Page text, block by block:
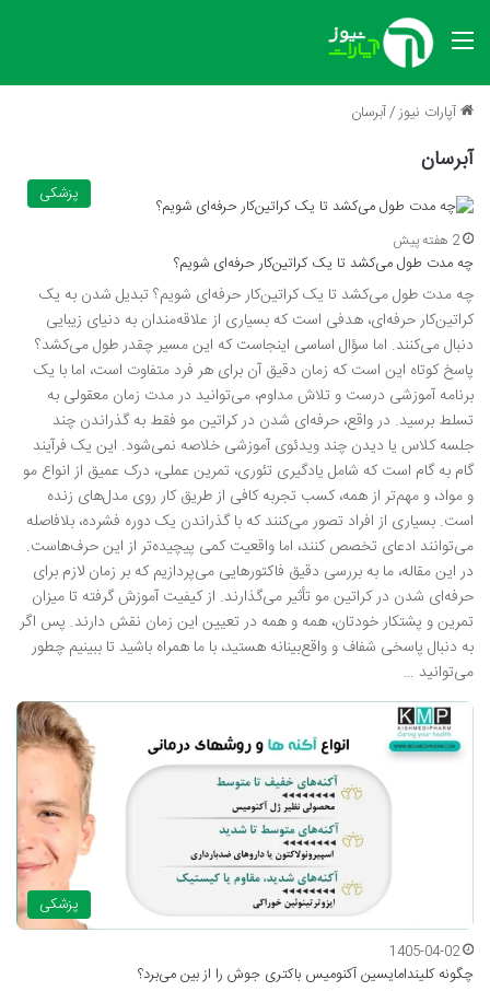
منو
آپارات نیوز/آبرسان
آبرسان
پزشکی
2 هفته پیش
چه مدت طول می‌کشد تا یک کراتین‌کار حرفه‌ای شویم؟
چه مدت طول می‌کشد تا یک کراتین‌کار حرفه‌ای شویم؟ تبدیل شدن به یک
کراتین‌کار حرفه‌ای، هدفی است که بسیاری از علاقه‌مندان به دنیای زیبایی
دنبال می‌کنند. اما سؤال اساسی اینجاست که این مسیر چقدر طول می‌کشد؟
پاسخ کوتاه این است که زمان دقیق آن برای هر فرد متفاوت است، اما با یک
برنامه آموزشی درست و تلاش مداوم، می‌توانید در مدت زمان معقولی به
تسلط برسید. در واقع، حرفه‌ای شدن در کراتین مو فقط به گذراندن چند
جلسه کلاس یا دیدن چند ویدئوی آموزشی خلاصه نمی‌شود. این یک فرآیند
گام به گام است که شامل یادگیری تئوری، تمرین عملی، درک عمیق از انواع مو
و مواد، و مهم‌تر از همه، کسب تجربه کافی از طریق کار روی مدل‌های زنده
است. بسیاری از افراد تصور می‌کنند که با گذراندن یک دوره فشرده، بلافاصله
می‌توانند ادعای تخصص کنند، اما واقعیت کمی پیچیده‌تر از این حرف‌هاست.
در این مقاله، ما به بررسی دقیق فاکتورهایی می‌پردازیم که بر زمان لازم برای
حرفه‌ای شدن در کراتین مو تأثیر می‌گذارند. از کیفیت آموزش گرفته تا میزان
تمرین و پشتکار خودتان، همه و همه در تعیین این زمان نقش دارند. پس اگر
به دنبال پاسخی شفاف و واقع‌بینانه هستید، با ما همراه باشید تا ببینیم چطور
می‌توانید …
پزشکی
1405-04-02
چگونه کلیندامایسین آکنومیس باکتری جوش را از بین می‌برد؟